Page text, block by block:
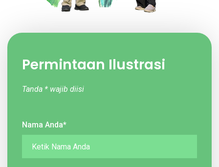
Permintaan Ilustrasi
Tanda * wajib diisi
Nama Anda*